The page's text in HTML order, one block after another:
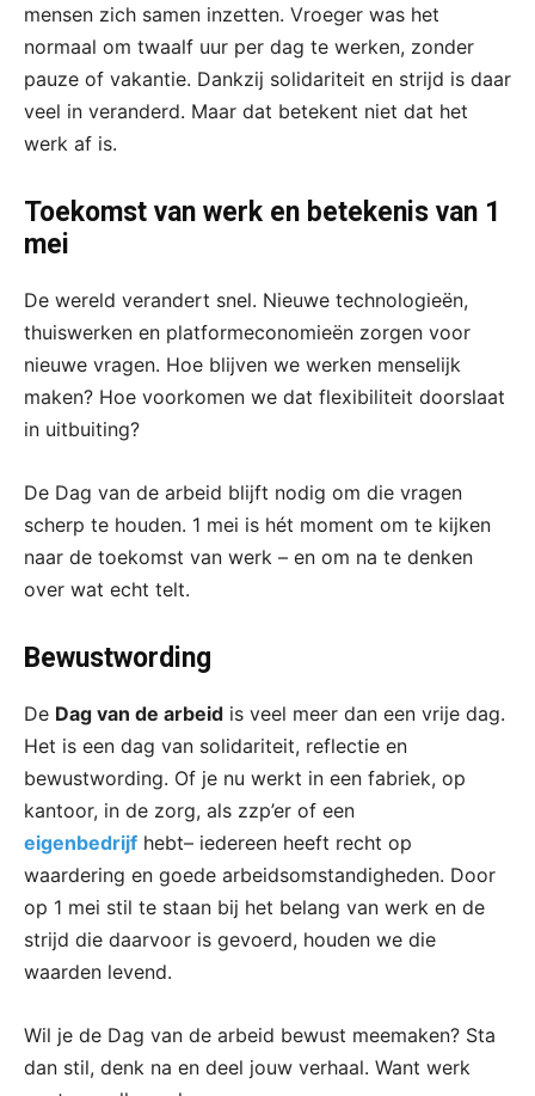
mensen zich samen inzetten. Vroeger was het
normaal om twaalf uur per dag te werken, zonder
pauze of vakantie. Dankzij solidariteit en strijd is daar
veel in veranderd. Maar dat betekent niet dat het
werk af is.
Toekomst van werk en betekenis van 1
mei
De wereld verandert snel. Nieuwe technologieën,
thuiswerken en platformeconomieën zorgen voor
nieuwe vragen. Hoe blijven we werken menselijk
maken? Hoe voorkomen we dat flexibiliteit doorslaat
in uitbuiting?
De Dag van de arbeid blijft nodig om die vragen
scherp te houden. 1 mei is hét moment om te kijken
naar de toekomst van werk – en om na te denken
over wat echt telt.
Bewustwording
De Dag van de arbeid is veel meer dan een vrije dag.
Het is een dag van solidariteit, reflectie en
bewustwording. Of je nu werkt in een fabriek, op
kantoor, in de zorg, als zzp’er of een
eigenbedrijf hebt– iedereen heeft recht op
waardering en goede arbeidsomstandigheden. Door
op 1 mei stil te staan bij het belang van werk en de
strijd die daarvoor is gevoerd, houden we die
waarden levend.
Wil je de Dag van de arbeid bewust meemaken? Sta
dan stil, denk na en deel jouw verhaal. Want werk